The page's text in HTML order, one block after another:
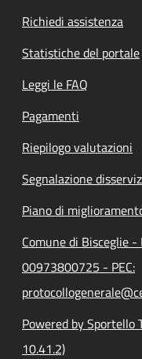
Richiedi assistenza
Statistiche del portale
Leggi le FAQ
Pagamenti
Riepilogo valutazioni
Segnalazione
Piano di
Comune di Bisceglie
00973800725 - PEC:
Powered by Sportello
10.41.2)